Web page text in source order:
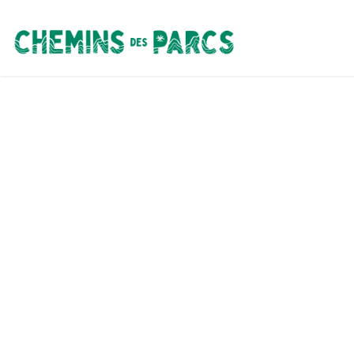
Chemins des Parcs